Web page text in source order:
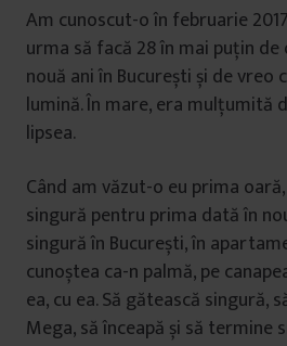
Am cunoscut-o în februarie
urma să facă 28 în mai puțin de
nouă ani în București și de vreo
lumină. În mare, era mulțumită
lipsea.
Când am văzut-o eu prima
singură pentru prima dată în
singură în București, în
cunoștea ca-n palmă, pe
ea, cu ea. Să gătească singură,
Mega, să înceapă și să termine